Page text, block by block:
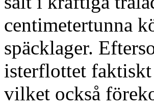
centimetertunna
späcklager.
isterflottet
vilket också